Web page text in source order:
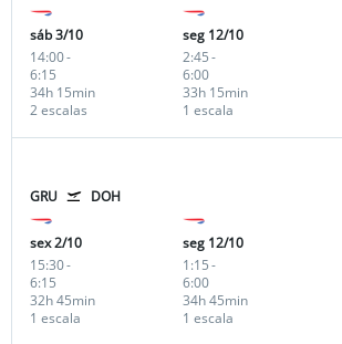
sáb 3/10
14:00-
6:15
2 escalas
34h 15min
seg 12/10
2:45-
6:00
1 escala
33h 15min
GRU DOH
sex 2/10
15:30-
6:15
1 escala
32h 45min
seg 12/10
1:15-
6:00
1 escala
34h 45min